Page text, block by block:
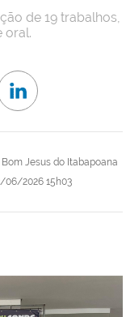
Jesus do Itabapoana
06/2026 15h03
de 19 trabalhos,
oral.